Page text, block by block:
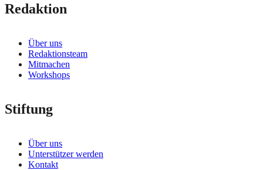
Redaktion
Über uns
Redaktionsteam
Mitmachen
Workshops
Stiftung
Über uns
Unterstützer werden
Kontakt